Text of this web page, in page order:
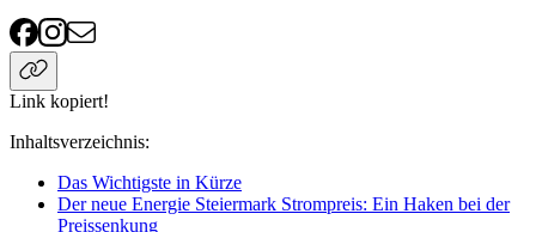
Link kopiert!
Inhaltsverzeichnis:
Das Wichtigste in Kürze
Der neue Energie Steiermark Strompreis: Ein Haken bei der
Preissenkung